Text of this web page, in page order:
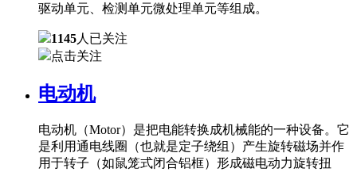
驱动单元、检测单元微处理单元等组成。
1145人已关注
点击关注
电动机
电动机（Motor）是把电能转换成机械能的一种设备。它
是利用通电线圈（也就是定子绕组）产生旋转磁场并作
用于转子（如鼠笼式闭合铝框）形成磁电动力旋转扭